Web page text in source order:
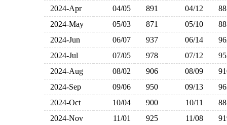
2024-Apr
04/05 891 04/12
2024-May
05/03 871 05/10
2024-Jun
06/07 937 06/14
2024-Jul
07/05 978 07/12
2024-Aug
08/02 906 08/09
2024-Sep
09/06 950 09/13
2024-Oct
10/04 900 10/11
2024-Nov
11/01 925 11/08